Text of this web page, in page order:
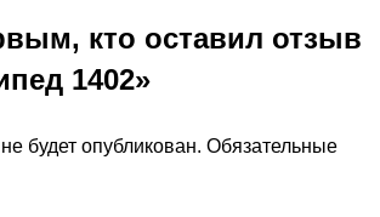
кто оставил отзыв
1402»
будет опубликован. Обязательные